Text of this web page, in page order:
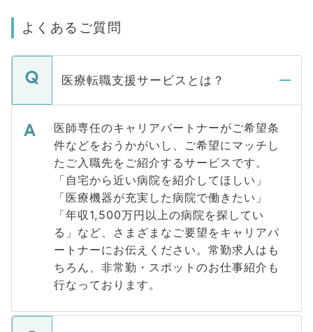
よくあるご質問
医療転職支援サービスとは？
医師専任のキャリアパートナーがご希望条
件などをおうかがいし、ご希望にマッチし
たご入職先をご紹介するサービスです。
「自宅から近い病院を紹介してほしい」
「医療機器が充実した病院で働きたい」
「年収1,500万円以上の病院を探してい
る」など、さまざまなご要望をキャリアパ
ートナーにお伝えください。常勤求人はも
ちろん、非常勤・スポットのお仕事紹介も
行なっております。